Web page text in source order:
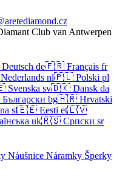
Club van Antwerpen
Deutsch de🇫🇷 Français fr
Nederlands nl🇵🇱 Polski pl
Svenska sv🇩🇰 Dansk da
Български bg🇭🇷 Hrvatski
sl🇪🇪 Eesti et🇱🇻
uk🇷🇸 Српски sr
Náušnice Náramky Šperky